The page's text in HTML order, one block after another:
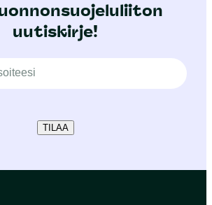
uutiskirje!
TILAA